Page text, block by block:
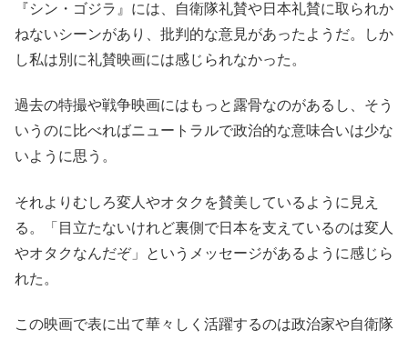
『シン・ゴジラ』には、自衛隊礼賛や日本礼賛に取られか
ねないシーンがあり、批判的な意見があったようだ。しか
し私は別に礼賛映画には感じられなかった。
過去の特撮や戦争映画にはもっと露骨なのがあるし、そう
いうのに比べればニュートラルで政治的な意味合いは少な
いように思う。
それよりむしろ変人やオタクを賛美しているように見え
る。「目立たないけれど裏側で日本を支えているのは変人
やオタクなんだぞ」というメッセージがあるように感じら
れた。
この映画で表に出て華々しく活躍するのは政治家や自衛隊